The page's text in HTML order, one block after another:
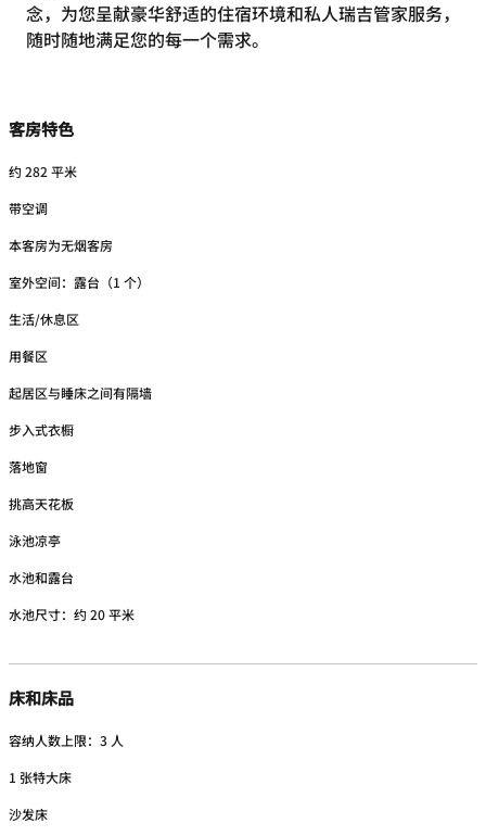
念，为您呈献豪华舒适的住宿环境和私人瑞吉管家服务，
随时随地满足您的每一个需求。
客房特色
约 282 平米
带空调
本客房为无烟客房
室外空间：露台（1 个）
生活/休息区
用餐区
起居区与睡床之间有隔墙
步入式衣橱
落地窗
挑高天花板
泳池凉亭
水池和露台
水池尺寸：约 20 平米
床和床品
容纳人数上限：3 人
1 张特大床
沙发床